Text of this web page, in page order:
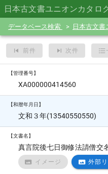
日本古文書ユニオンカタロ
データベース検索 日本古文
前件 次件
【管理番号】
XA000000414560
【和暦年月日】
文和３年(13540550550)
【文書名】
真言院後七日御修法請僧交
イメージ 外部